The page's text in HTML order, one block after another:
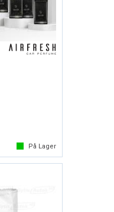
På Lager